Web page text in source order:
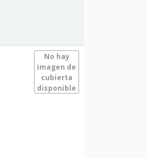
No hay
imagen de
cubierta
disponible